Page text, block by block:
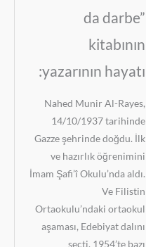
da darbe”
kitabının
yazarının hayatı:
Nahed Munir Al-Rayes,
14/10/1937 tarihinde
Gazze şehrinde doğdu. İlk
ve hazırlık öğrenimini
İmam Şafi’î Okulu’nda aldı.
Ve Filistin
Ortaokulu’ndaki ortaokul
aşaması, Edebiyat dalını
seçti. 1954’te bazı